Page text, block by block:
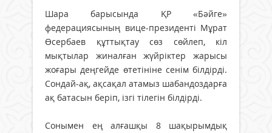
Шара барысында ҚР «Бәйге»
федерациясының вице-президенті Мұрат
Өсербаев құттықтау сөз сөйлеп, кіл
мықтылар жиналған жүйріктер жарысы
жоғары деңгейде өтетініне сенім білдірді.
Сондай-ақ, ақсақал атамыз шабандоздарға
ақ батасын беріп, ізгі тілегін білдірді.
Сонымен ең алғашқы 8 шақырымдық